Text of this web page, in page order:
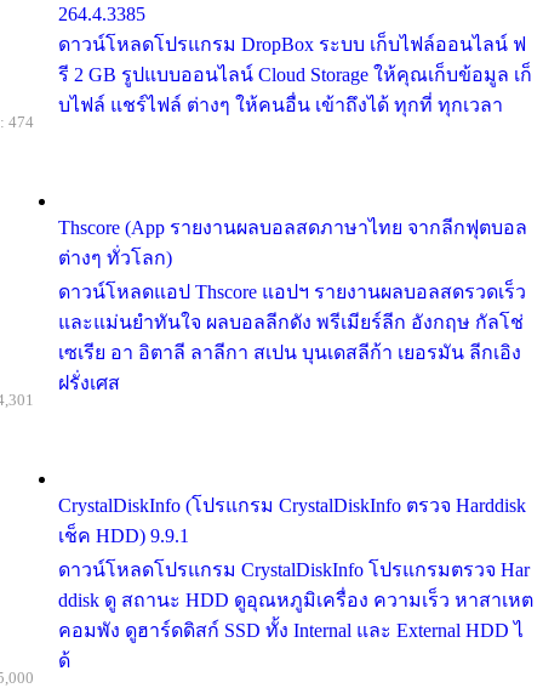
264.4.3385
ดาวน์โหลดโปรแกรม DropBox ระบบ เก็บไฟล์ออนไลน์ ฟ
รี 2 GB รูปแบบออนไลน์ Cloud Storage ให้คุณเก็บข้อมูล เก็
บไฟล์ แชร์ไฟล์ ต่างๆ ให้คนอื่น เข้าถึงได้ ทุกที่ ทุกเวลา
Thscore (App รายงานผลบอลสดภาษาไทย จากลีกฟุตบอล
ต่างๆ ทั่วโลก)
ดาวน์โหลดแอป Thscore แอปฯ รายงานผลบอลสดรวดเร็ว
และแม่นยำทันใจ ผลบอลลีกดัง พรีเมียร์ลีก อังกฤษ กัลโช่
เซเรีย อา อิตาลี ลาลีกา สเปน บุนเดสลีก้า เยอรมัน ลีกเอิง
ฝรั่งเศส
474
CrystalDiskInfo (โปรแกรม CrystalDiskInfo ตรวจ Harddisk
เช็ค HDD) 9.9.1
ดาวน์โหลดโปรแกรม CrystalDiskInfo โปรแกรมตรวจ Har
ddisk ดู สถานะ HDD ดูอุณหภูมิเครื่อง ความเร็ว หาสาเหต
คอมพัง ดูฮาร์ดดิสก์ SSD ทั้ง Internal และ External HDD ไ
ด้